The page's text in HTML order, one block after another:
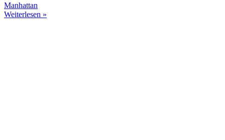
Manhattan
Weiterlesen »